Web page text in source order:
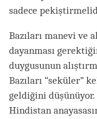
sadece
Bazıları manevi ve
dayanması
duygusunun
Bazıları “seküler”
geldiğini düşünüyor.
Hindistan